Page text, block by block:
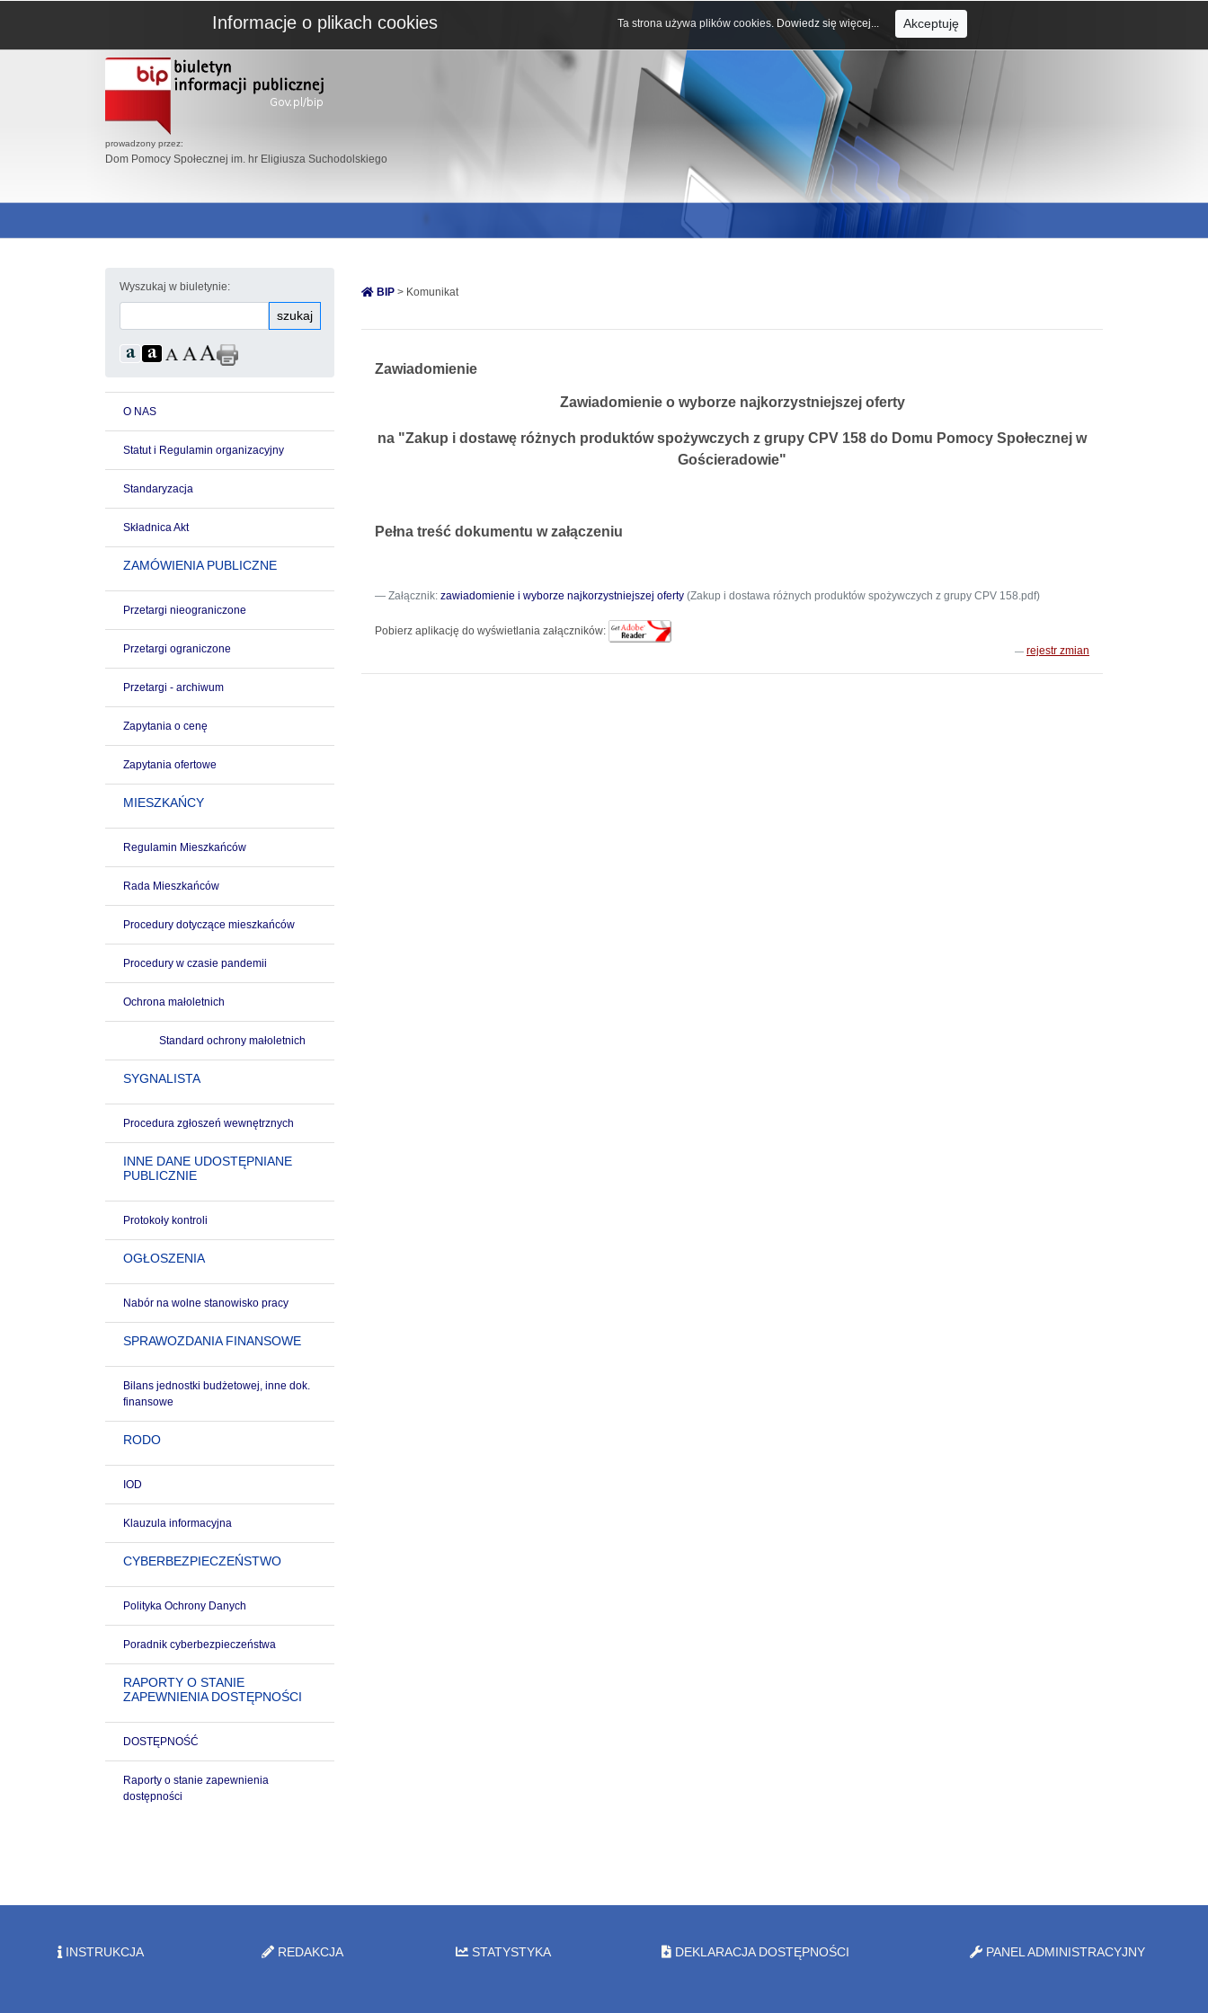
prowadzony przez:
Dom Pomocy Społecznej im. hr Eligiusza Suchodolskiego
Wyszukaj w biuletynie:
szukaj
O NAS
Statut i Regulamin organizacyjny
Standaryzacja
Składnica Akt
ZAMÓWIENIA PUBLICZNE
Przetargi nieograniczone
Przetargi ograniczone
Przetargi - archiwum
Zapytania o cenę
Zapytania ofertowe
MIESZKAŃCY
Regulamin Mieszkańców
Rada Mieszkańców
Procedury dotyczące mieszkańców
Procedury w czasie pandemii
Ochrona małoletnich
Standard ochrony małoletnich
SYGNALISTA
Procedura zgłoszeń wewnętrznych
INNE DANE UDOSTĘPNIANE
PUBLICZNIE
Protokoły kontroli
OGŁOSZENIA
Nabór na wolne stanowisko pracy
SPRAWOZDANIA FINANSOWE
Bilans jednostki budżetowej, inne dok.
finansowe
RODO
IOD
Klauzula informacyjna
CYBERBEZPIECZEŃSTWO
Polityka Ochrony Danych
Poradnik cyberbezpieczeństwa
RAPORTY O STANIE
ZAPEWNIENIA DOSTĘPNOŚCI
DOSTĘPNOŚĆ
Raporty o stanie zapewnienia
dostępności
BIP > Komunikat
Zawiadomienie
Zawiadomienie o wyborze najkorzystniejszej oferty
na "Zakup i dostawę różnych produktów spożywczych z grupy CPV 158 do Domu Pomocy Społecznej w
Gościeradowie"
Pełna treść dokumentu w załączeniu
Załącznik: zawiadomienie i wyborze najkorzystniejszej oferty (Zakup i dostawa różnych produktów spożywczych z grupy CPV 158.pdf)
Pobierz aplikację do wyświetlania załączników:
rejestr zmian
Informacje o plikach cookies Ta strona używa plików cookies. Dowiedz się więcej... Akceptuję
INSTRUKCJA REDAKCJA STATYSTYKA DEKLARACJA DOSTĘPNOŚCI PANEL ADMINISTRACYJNY